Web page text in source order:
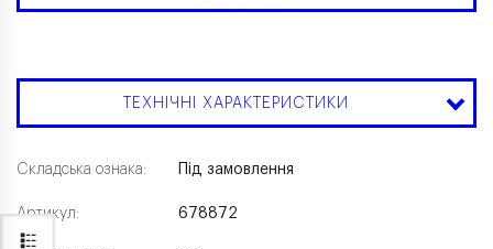
ТЕХНІЧНІ ХАРАКТЕРИСТИКИ
Складська ознака:
Артикул:
Під замовлення
678872